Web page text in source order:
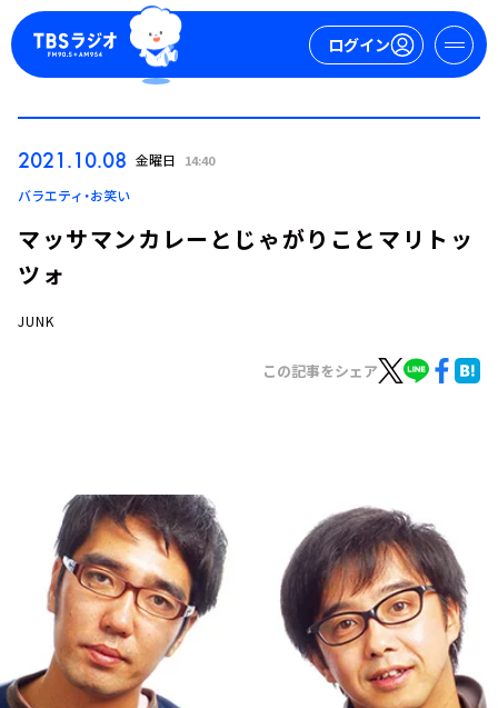
ログイン
ログイン
お知らせ
イベント・グッズ
YouTube
会社情報
2021.10.08 金曜日 14:40
バラエティ・お笑い
マッサマンカレーとじゃがりことマリトッ
ツォ
JUNK
この記事をシェア